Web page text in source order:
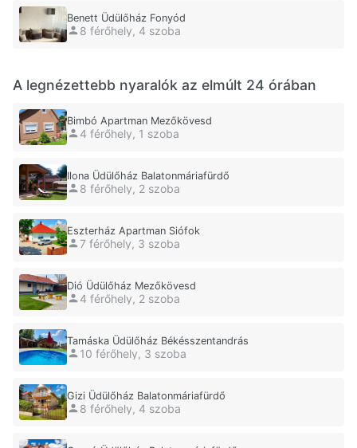
Benett Üdülőház Fonyód
8 férőhely, 4 szoba
A legnézettebb nyaralók az elmúlt 24 órában
Bimbó Apartman Mezőkövesd
4 férőhely, 1 szoba
Ilona Üdülőház Balatonmáriafürdő
8 férőhely, 2 szoba
Eszterház Apartman Siófok
7 férőhely, 3 szoba
Dió Üdülőház Mezőkövesd
4 férőhely, 2 szoba
Tamáska Üdülőház Békésszentandrás
10 férőhely, 3 szoba
Gizi Üdülőház Balatonmáriafürdő
8 férőhely, 4 szoba